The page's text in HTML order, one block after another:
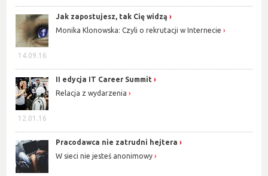
14.09.16
Jak zapostujesz, tak Cię widzą
Monika Klonowska: Czyli o rekrutacji w Internecie
12.01.16
II edycja IT Career Summit
Relacja z wydarzenia
Pracodawca nie zatrudni hejtera
W sieci nie jesteś anonimowy